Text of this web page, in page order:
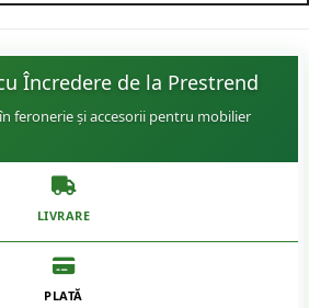
Încredere de la Prestrend
feronerie și accesorii pentru mobilier
LIVRARE
PLATĂ